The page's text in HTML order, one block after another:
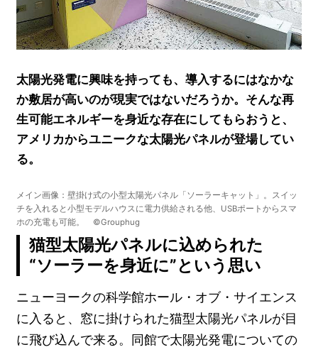
太陽光発電に興味を持っても、導入するにはなかな
か敷居が高いのが現実ではないだろうか。そんな再
生可能エネルギーを身近な存在にしてもらおうと、
アメリカからユニークな太陽光パネルが登場してい
る。
メイン画像：壁掛け式の小型太陽光パネル「ソーラーキャット」。スイッ
チを入れると小型モデルハウスに電力供給される他、USBポートからスマ
ホの充電も可能。 ©Grouphug
猫型太陽光パネルに込められた
“ソーラーを身近に”という思い
ニューヨークの科学館ホール・オブ・サイエンス
に入ると、窓に掛けられた猫型太陽光パネルが目
に飛び込んで来る。同館で太陽光発電についての